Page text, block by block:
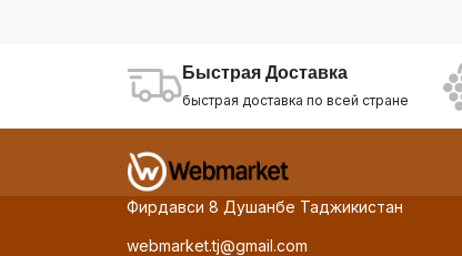
Быстрая Доставка
быстрая доставка по всей стране
Фирдавси 8 Душанбе Таджикистан
webmarket.tj@gmail.com